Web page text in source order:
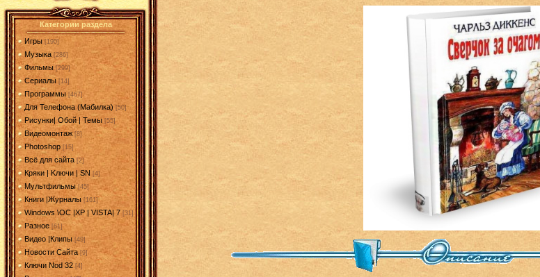
Категории раздела
Игры [190]
Музыка [286]
Фильмы [299]
Сериалы [14]
Программы [467]
Для Телефона (Мабилка) [50]
Рисунки| Обой | Темы [55]
Видеомонтаж [8]
Photoshop [15]
Всё для сайта [2]
Кряки | Kлючи | SN [4]
Мультфильмы [45]
Книги |Журналы [161]
Windows \OC |XP | VISTA| 7 [31]
Разное [61]
Видео |Клипы [49]
Новости Сайта [9]
Ключи Nod 32 [4]